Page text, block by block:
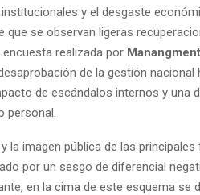
y el desgaste
que se observan ligeras
encuesta realizada por
de la gestión nacional
de escándalos internos y una
personal.
la imagen pública de las principales
por un sesgo de diferencial
en la cima de este esquema se